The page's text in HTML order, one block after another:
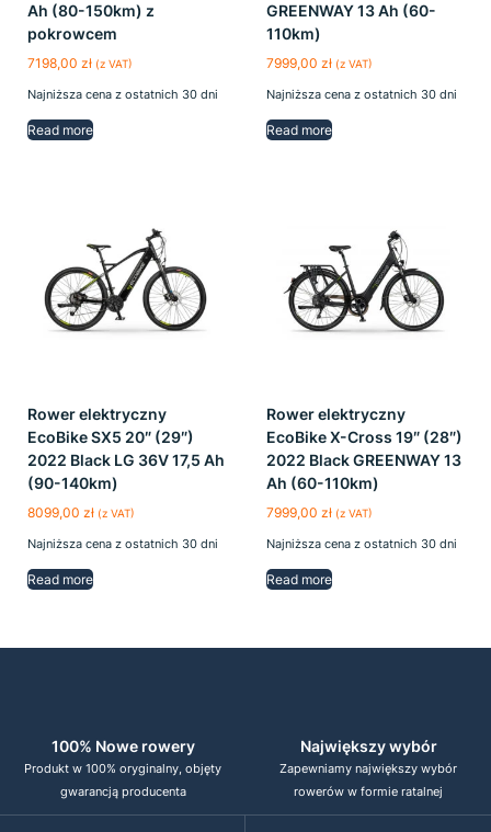
Ah (80-150km) z
pokrowcem
7198,00 zł (z VAT)
Najniższa cena z ostatnich 30 dni
Read more
GREENWAY 13 Ah (60-
110km)
7999,00 zł (z VAT)
Najniższa cena z ostatnich 30 dni
Read more
Rower elektryczny
EcoBike SX5 20″ (29″)
2022 Black LG 36V 17,5 Ah
(90-140km)
8099,00 zł (z VAT)
Najniższa cena z ostatnich 30 dni
Read more
Rower elektryczny
EcoBike X-Cross 19″ (28″)
2022 Black GREENWAY 13
Ah (60-110km)
7999,00 zł (z VAT)
Najniższa cena z ostatnich 30 dni
Read more
100% Nowe rowery
Produkt w 100% oryginalny, objęty
gwarancją producenta
Największy wybór
Zapewniamy największy wybór
rowerów w formie ratalnej